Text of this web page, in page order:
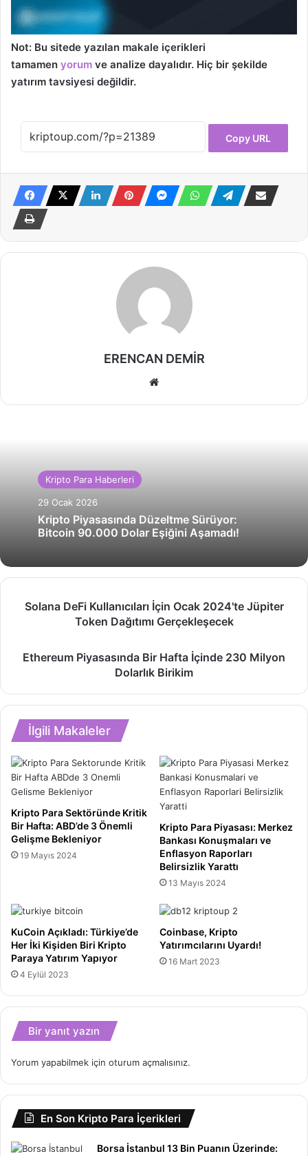
Not: Bu sitede yazılan makale içerikleri
tamamen yorum ve analize dayalıdır. Hiç bir şekilde
yatırım tavsiyesi değildir.
Copy URL
ERENCAN DEMİR
Kripto Para Haberleri
29 Ocak 2026
Kripto Piyasasında Düzeltme Sürüyor:
Bitcoin 90.000 Dolar Eşiğini Aşamadı!
DeFi
Ocak
Gerçekleşecek
Solana DeFi Kullanıcıları İçin Ocak 2024'te Jüpiter
Token Dağıtımı Gerçekleşecek
Piyasasında
Hafta
İçinde
230
Milyon
Birikim
Ethereum Piyasasında Bir Hafta İçinde 230 Milyon
Dolarlık Birikim
İlgili Makaleler
Kripto Para Sektöründe Kritik
Bir Hafta: ABD’de 3 Önemli
Gelişme Bekleniyor
19 Mayıs 2024
Kripto Para Piyasası: Merkez
Bankası Konuşmaları ve
Enflasyon Raporları
Belirsizlik Yarattı
13 Mayıs 2024
KuCoin Açıkladı: Türkiye’de
Her İki Kişiden Biri Kripto
Paraya Yatırım Yapıyor
4 Eylül 2023
Coinbase, Kripto
Yatırımcılarını Uyardı!
16 Mart 2023
Bir yanıt yazın
Yorum yapabilmek için oturum açmalısınız.
En Son Kripto Para İçerikleri
Borsa İstanbul 13 Bin Puanın Üzerinde: